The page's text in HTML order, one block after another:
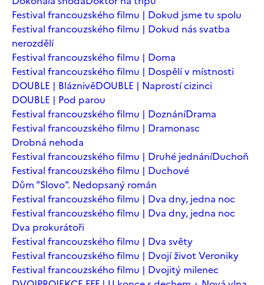
Festival francouzského filmu | Dokud jsme tu spolu
Festival francouzského filmu | Dokud nás svatba
nerozdělí
Festival francouzského filmu | Doma
Festival francouzského filmu | Dospělí v místnosti
DOUBLE | BláznivěDOUBLE | Naprostí cizinci
DOUBLE | Pod parou
Festival francouzského filmu | DoznáníDrama
Festival francouzského filmu | Dramonasc
Drobná nehoda
Festival francouzského filmu | Druhé jednáníDuchoň
Festival francouzského filmu | Duchové
Dům "Slovo". Nedopsaný román
Festival francouzského filmu | Dva dny, jedna noc
Festival francouzského filmu | Dva dny, jedna noc
Dva prokurátoři
Festival francouzského filmu | Dva světy
Festival francouzského filmu | Dvojí život Veroniky
Festival francouzského filmu | Dvojitý milenec